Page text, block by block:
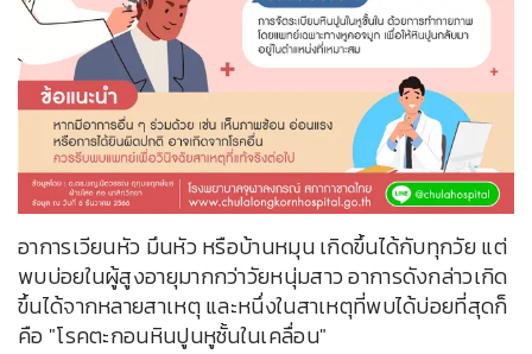
อาการเวียนหัว มึนหัว หรือบ้านหมุน เกิดขึ้นได้กับทุกวัย แต่
พบบ่อยในผู้สูงอายุมากกว่าวัยหนุ่มสาว อาการดังกล่าวเกิด
ขึ้นได้จากหลายสาเหตุ และหนึ่งในสาเหตุที่พบได้บ่อยที่สุดก็
คือ "โรคตะกอนหินปูนหูชั้นในเคลื่อน"